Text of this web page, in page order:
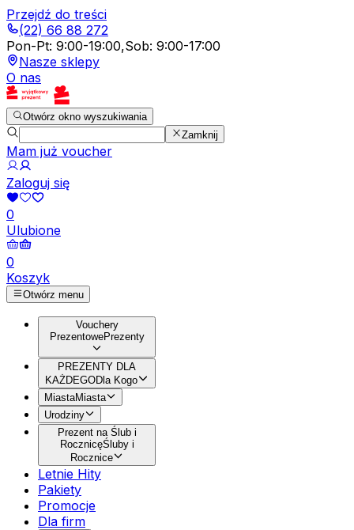
Przejdź do treści
(22) 66 88 272
Pon-Pt: 9:00-19:00,Sob: 9:00-17:00
Nasze sklepy
O nas
Otwórz okno wyszukiwania
Zamknij
Mam już voucher
Zaloguj się
0
Ulubione
0
Koszyk
Otwórz menu
Vouchery
PrezentowePrezenty
PREZENTY DLA
KAŻDEGODla Kogo
MiastaMiasta
Urodziny
Prezent na Ślub i
RocznicęŚluby i
Rocznice
Letnie Hity
Pakiety
Promocje
Dla firm